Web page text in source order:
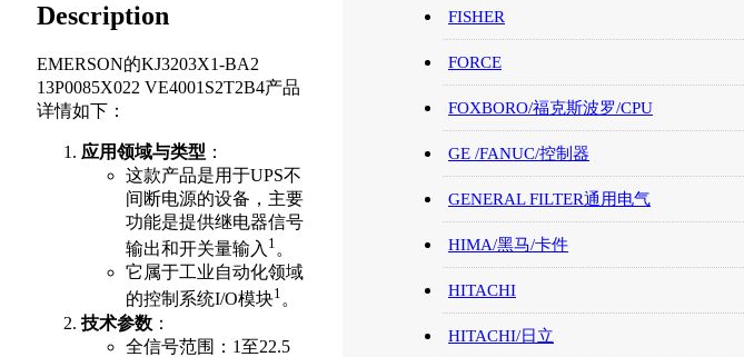
Description
EMERSON的KJ3203X1-BA2
13P0085X022 VE4001S2T2B4产品
详情如下：
应用领域与类型 ：
这款产品是用于UPS不
间断电源的设备，主要
功能是提供继电器信号
输出和开关量输入 1。
它属于工业自动化领域
的控制系统I/O模块1。
技术参数 ：
全信号范围：1至22.5
FISHER
FORCE
FOXBORO/福克斯波罗/CPU
GE /FANUC/控制器
GENERAL FILTER通用电气
HIMA/黑马/卡件
HITACHI
HITACHI/日立